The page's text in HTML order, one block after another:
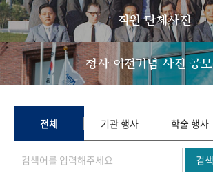
기록물 아카이브
사진 아카이브 문서 기록물 행정박물
50+1 주년 기념
성과 50선 숫자로 보는 50년
세계와 함께 한 KIHASA
VR 역사관
직원 단체사진
청사 이전기념 사진 공
전체 기관 행사 학술 행사
검색